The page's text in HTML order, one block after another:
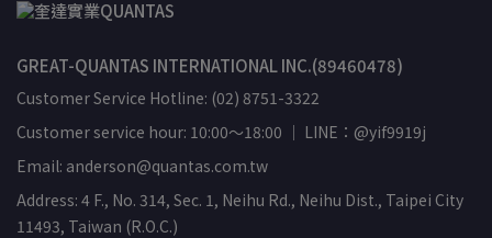
GREAT-QUANTAS INTERNATIONAL INC.(89460478)
Customer Service Hotline: (02) 8751-3322
Customer service hour: 10:00～18:00 ｜ LINE：@yif9919j
Email: anderson@quantas.com.tw
Address: 4 F., No. 314, Sec. 1, Neihu Rd., Neihu Dist., Taipei City
11493, Taiwan (R.O.C.)